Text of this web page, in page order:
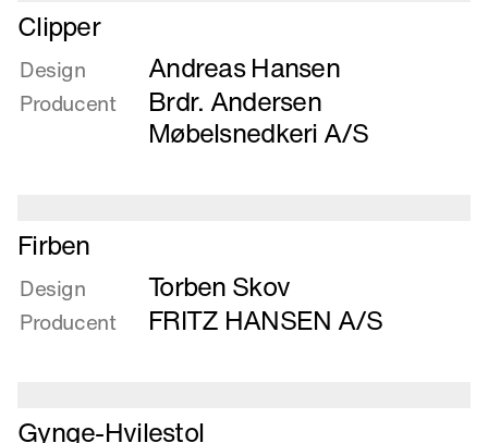
Læs
mere
om
Clipper
Clipper
Design Andreas Hansen
Producent
Brdr. Andersen
Møbelsnedkeri A/S
Læs
mere
om
Firben
Firben
Design Torben Skov
Producent FRITZ HANSEN A/S
Læs
Gynge-Hvilestol